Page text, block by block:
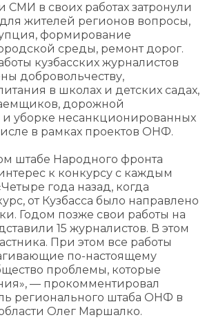
СМИ в своих работах затронули
жителей регионов вопросы,
формирование
среды, ремонт дорог.
кузбасских журналистов
добровольчеству,
в школах и детских садах,
дорожной
и уборке несанкционированных
в рамках проектов ОНФ.
штабе Народного фронта
к конкурсу с каждым
года назад, когда
от Кузбасса было направлено
Годом позже свои работы на
15 журналистов. В этом
При этом все работы
по-настоящему
проблемы, которые
— прокомментировал
регионального штаба ОНФ в
Олег Маршалко.